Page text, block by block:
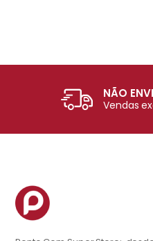
NÃO
Vendas